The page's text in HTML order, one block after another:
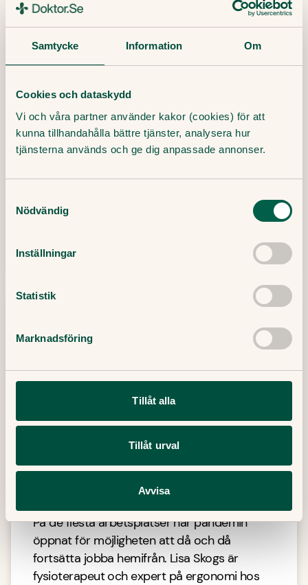
Samtycke Information Om
Cookies och dataskydd
Vi och våra partner använder kakor (cookies) för att
kunna tillhandahålla bättre tjänster, analysera hur
tjänsterna används och ge dig anpassade annonser.
Nödvändig
Inställningar
Statistik
Marknadsföring
Tillåt alla
Tillåt urval
Avvisa
Torr och glåmig? 5 tips som hjälper
vintermånaderna. Om vi lägger till vinterns
alla infektioner och dagar i karantän är det
lätt att känna sig både torr...
18 Februari, 2022 Läs mer
Hemarbetet är här för att stanna
På de flesta arbetsplatser har pandemin
öppnat för möjligheten att då och då
fortsätta jobba hemifrån. Lisa Skogs är
fysioterapeut och expert på ergonomi hos